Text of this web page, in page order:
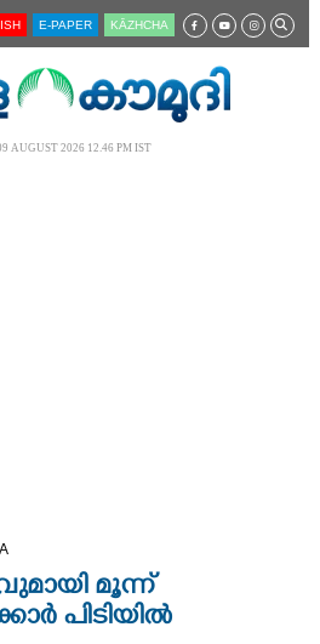
E-PAPER KĀZHCHA
AUGUST 2026 12.46 PM IST
മൂന്ന്
പിടിയിൽ